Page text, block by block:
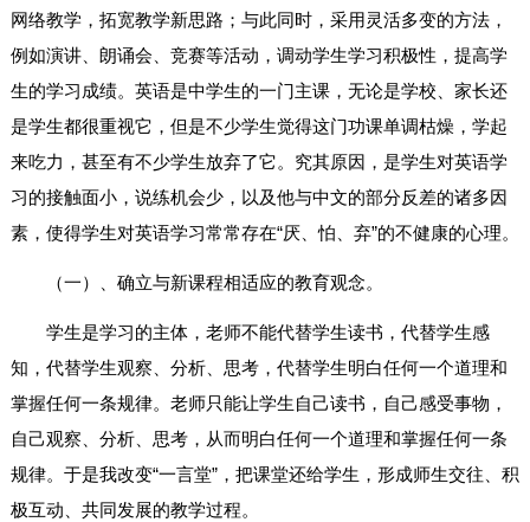
网络教学，拓宽教学新思路；与此同时，采用灵活多变的方法，
例如演讲、朗诵会、竞赛等活动，调动学生学习积极性，提高学
生的学习成绩。英语是中学生的一门主课，无论是学校、家长还
是学生都很重视它，但是不少学生觉得这门功课单调枯燥，学起
来吃力，甚至有不少学生放弃了它。究其原因，是学生对英语学
习的接触面小，说练机会少，以及他与中文的部分反差的诸多因
素，使得学生对英语学习常常存在“厌、怕、弃”的不健康的心理。
（一）、确立与新课程相适应的教育观念。
学生是学习的主体，老师不能代替学生读书，代替学生感
知，代替学生观察、分析、思考，代替学生明白任何一个道理和
掌握任何一条规律。老师只能让学生自己读书，自己感受事物，
自己观察、分析、思考，从而明白任何一个道理和掌握任何一条
规律。于是我改变“一言堂”，把课堂还给学生，形成师生交往、积
极互动、共同发展的教学过程。